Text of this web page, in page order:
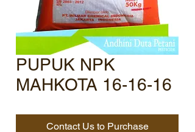
PUPUK NPK
MAHKOTA 16-16-16
Contact Us to Purchase